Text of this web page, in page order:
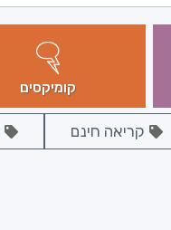
קומיקסים
קריאה חינם